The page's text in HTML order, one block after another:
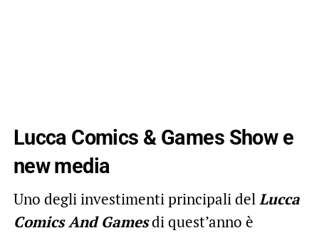
Lucca Comics & Games Show e
new media
Uno degli investimenti principali del Lucca
Comics And Gamesdi quest’anno è